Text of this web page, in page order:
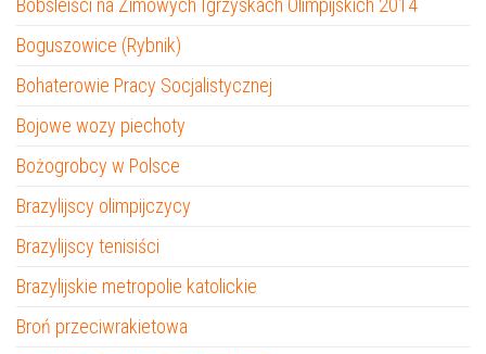
Bobsleiści na Zimowych Igrzyskach Olimpijskich 2014
Boguszowice (Rybnik)
Bohaterowie Pracy Socjalistycznej
Bojowe wozy piechoty
Bożogrobcy w Polsce
Brazylijscy olimpijczycy
Brazylijscy tenisiści
Brazylijskie metropolie katolickie
Broń przeciwrakietowa